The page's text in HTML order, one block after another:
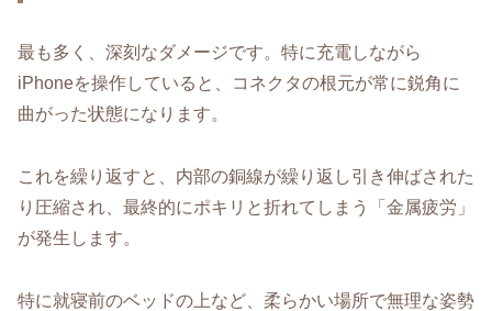
最も多く、深刻なダメージです。特に充電しながら
iPhoneを操作していると、コネクタの根元が常に鋭角に
曲がった状態になります。
これを繰り返すと、内部の銅線が繰り返し引き伸ばされた
り圧縮され、最終的にポキリと折れてしまう「金属疲労」
が発生します。
特に就寝前のベッドの上など、柔らかい場所で無理な姿勢